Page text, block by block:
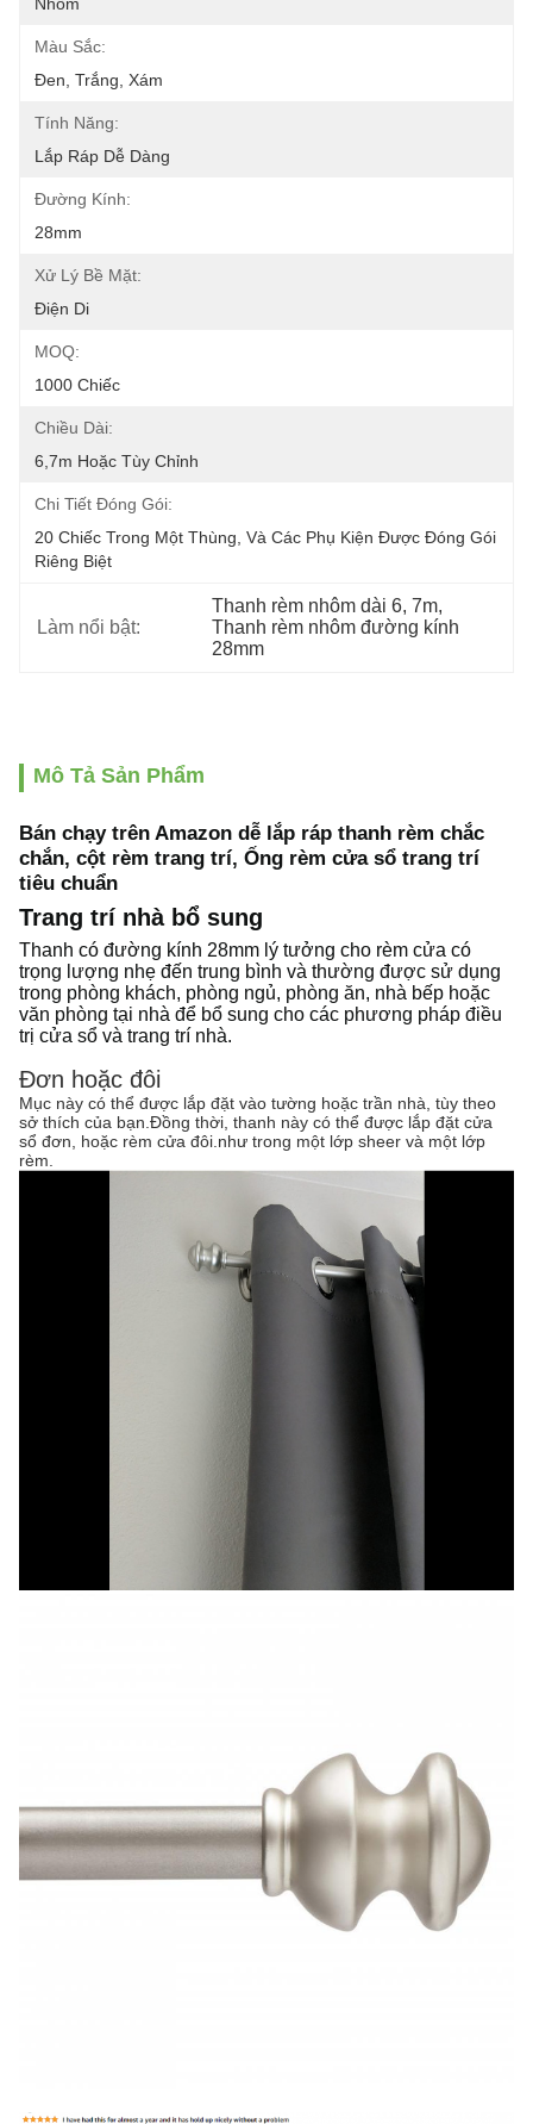
Màu Sắc:
Đen, Trắng, Xám
Tính Năng:
Lắp Ráp Dễ Dàng
Đường Kính:
28mm
Xử Lý Bề Mặt:
Điện Di
MOQ:
1000 Chiếc
Chiều Dài:
6,7m Hoặc Tùy Chỉnh
Chi Tiết Đóng Gói:
20 Chiếc Trong Một Thùng, Và Các Phụ Kiện Được Đóng Gói
Riêng Biệt
Làm nổi bật:
Thanh rèm nhôm dài 6, 7m,
Thanh rèm nhôm đường kính
28mm
Mô Tả Sản Phẩm
Bán chạy trên Amazon dễ lắp ráp thanh rèm chắc
chắn, cột rèm trang trí, Ống rèm cửa sổ trang trí
tiêu chuẩn
Trang trí nhà bổ sung
Thanh có đường kính 28mm lý tưởng cho rèm cửa có
trọng lượng nhẹ đến trung bình và thường được sử dụng
trong phòng khách, phòng ngủ, phòng ăn, nhà bếp hoặc
văn phòng tại nhà để bổ sung cho các phương pháp điều
trị cửa sổ và trang trí nhà.
Đơn hoặc đôi
Mục này có thể được lắp đặt vào tường hoặc trần nhà, tùy theo
sở thích của bạn.Đồng thời, thanh này có thể được lắp đặt cửa
sổ đơn, hoặc rèm cửa đôi.như trong một lớp sheer và một lớp
rèm.